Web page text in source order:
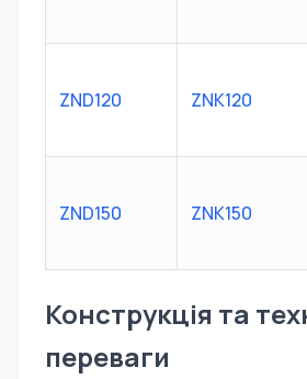
ZND120 ZNK120
ZND150 ZNK150
Конструкція та
переваги